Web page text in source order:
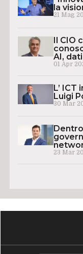
la
21 Mag
Il CIO
AI,
01 Apr
L’ ICT
Luigi
30 Mar
23 Mar